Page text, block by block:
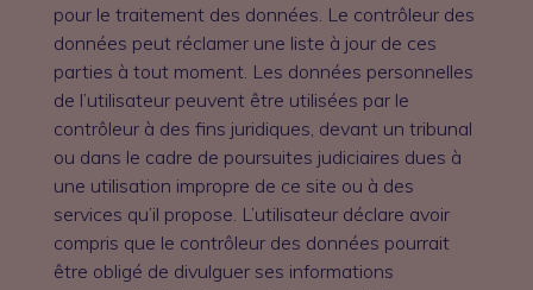
pour le traitement des données. Le contrôleur des
données peut réclamer une liste à jour de ces
parties à tout moment. Les données personnelles
de l’utilisateur peuvent être utilisées par le
contrôleur à des fins juridiques, devant un tribunal
ou dans le cadre de poursuites judiciaires dues à
une utilisation impropre de ce site ou à des
services qu’il propose. L’utilisateur déclare avoir
compris que le contrôleur des données pourrait
être obligé de divulguer ses informations